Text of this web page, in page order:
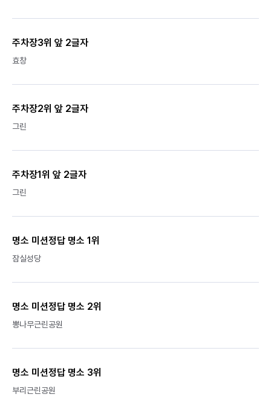
주차장3위 앞 2글자
효창
주차장2위 앞 2글자
그린
주차장1위 앞 2글자
그린
명소 미션정답 명소 1위
잠실성당
명소 미션정답 명소 2위
뽕나무근린공원
명소 미션정답 명소 3위
부리근린공원